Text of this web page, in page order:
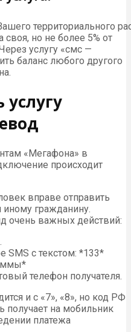
территориального
своя, но не более 5% от
услугу «смс —
баланс любого другого
«Мегафона» в
происходит
вправе отправить
гражданину.
очень важных действий:
SMS c текстом: *133*
телефон получателя.
и с «7», «8», но код РФ
получает на мобильник
платежа